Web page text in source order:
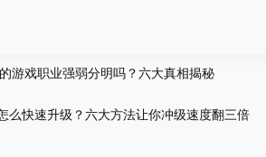
游戏职业强弱分明吗？六大真相揭秘